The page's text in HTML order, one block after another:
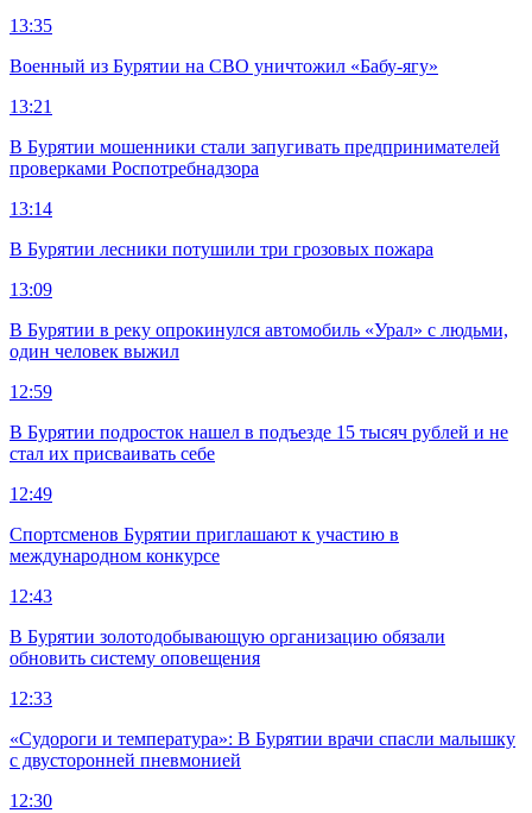
13:35
Военный из Бурятии на СВО уничтожил «Бабу-ягу»
13:21
В Бурятии мошенники стали запугивать предпринимателей
проверками Роспотребнадзора
13:14
В Бурятии лесники потушили три грозовых пожара
13:09
В Бурятии в реку опрокинулся автомобиль «Урал» с людьми,
один человек выжил
12:59
В Бурятии подросток нашел в подъезде 15 тысяч рублей и не
стал их присваивать себе
12:49
Спортсменов Бурятии приглашают к участию в
международном конкурсе
12:43
В Бурятии золотодобывающую организацию обязали
обновить систему оповещения
12:33
«Судороги и температура»: В Бурятии врачи спасли малышку
с двусторонней пневмонией
12:30